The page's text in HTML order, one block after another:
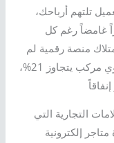
تلتهم أرباحك،
غامضاً رغم كل
منصة رقمية لم
يعد كافياً في سوق إقليمي ينمو بمعدل سنوي مركب يتجاوز 21%،
التجارية التي
إلكترونية